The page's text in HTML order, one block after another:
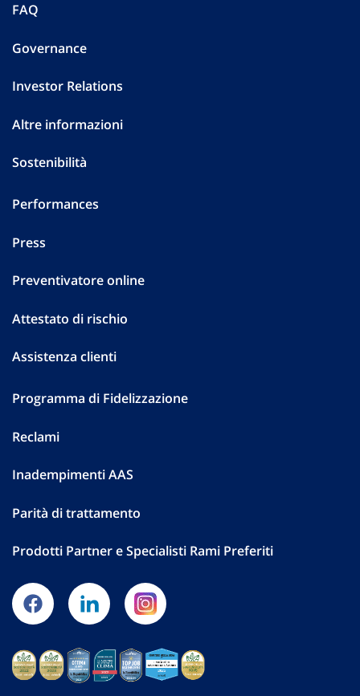
FAQ
Governance
Investor Relations
Altre informazioni
Sostenibilità
Performances
Press
Preventivatore online
Attestato di rischio
Assistenza clienti
Programma di Fidelizzazione
Reclami
Inadempimenti AAS
Parità di trattamento
Prodotti Partner e Specialisti Rami Preferiti